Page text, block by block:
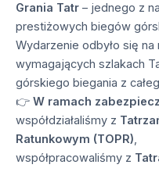
Grania Tatr – jednego z
prestiżowych biegów
Wydarzenie odbyło się
wymagających szlakach
górskiego biegania z
👉 W ramach
współdziałaliśmy z
Ratunkowym (TOPR),
współpracowaliśmy z